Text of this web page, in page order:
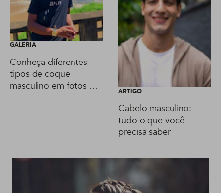
GALERIA
Conheça diferentes
tipos de coque
masculino em fotos e
ARTIGO
Cabelo masculino:
tudo o que você
precisa saber